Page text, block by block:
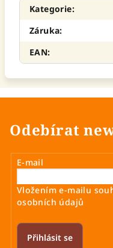
Kategorie:
Záruka:
EAN:
Odebírat
E-mail
Vložením e-mailu
osobních údajů
Přihlásit se